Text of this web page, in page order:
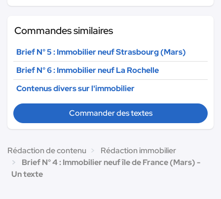
Commandes similaires
Brief N° 5 : Immobilier neuf Strasbourg (Mars)
Brief N° 6 : Immobilier neuf La Rochelle
Contenus divers sur l'immobilier
Commander des textes
Rédaction de contenu
Rédaction immobilier
Brief N° 4 : Immobilier neuf île de France (Mars) -
Un texte